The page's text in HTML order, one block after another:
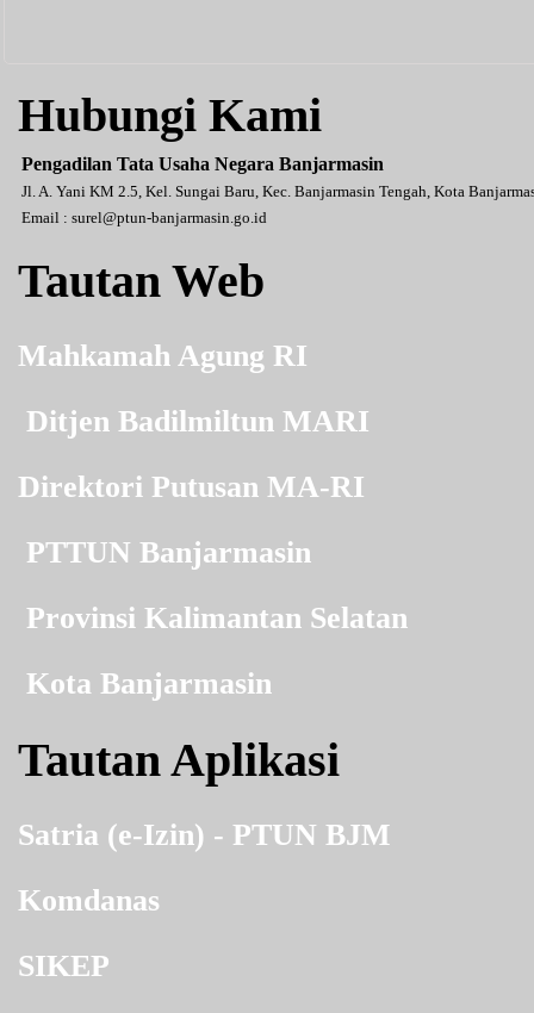
Hubungi Kami
Pengadilan Tata Usaha Negara Banjarmasin
Jl. A. Yani KM 2.5, Kel. Sungai Baru, Kec. Banjarmasin Tengah, Kota
Email : surel@ptun-banjarmasin.go.id
Tautan Web
Mahkamah Agung RI
Ditjen Badilmiltun MARI
Direktori Putusan MA-RI
PTTUN Banjarmasin
Provinsi Kalimantan Selatan
Kota Banjarmasin
Tautan Aplikasi
Satria (e-Izin) - PTUN BJM
Komdanas
SIKEP